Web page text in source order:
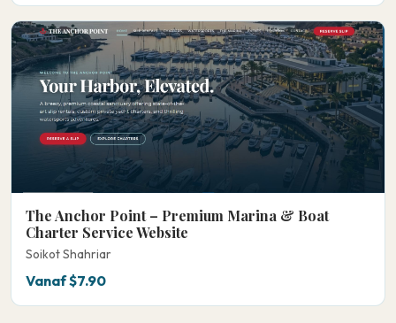
The Anchor Point – Premium Marina & Boat
Charter Service Website
Soikot Shahriar
Vanaf $7.90